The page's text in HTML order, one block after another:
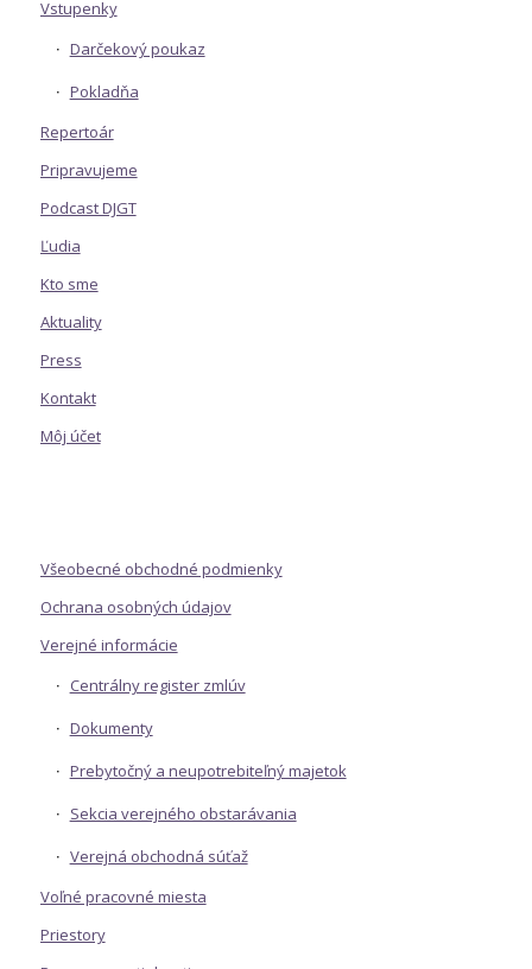
Vstupenky
Darčekový poukaz
Pokladňa
Repertoár
Pripravujeme
Podcast DJGT
Ľudia
Kto sme
Aktuality
Press
Kontakt
Môj účet
Všeobecné obchodné podmienky
Ochrana osobných údajov
Verejné informácie
Centrálny register zmlúv
Dokumenty
Prebytočný a neupotrebiteľný majetok
Sekcia verejného obstarávania
Verejná obchodná súťaž
Voľné pracovné miesta
Priestory